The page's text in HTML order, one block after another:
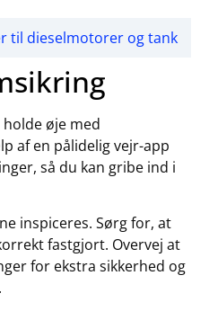
til dieselmotorer og tank
øje med
af en pålidelig vejr-app
så du kan gribe ind i
inspiceres. Sørg for, at
fastgjort. Overvej at
for ekstra sikkerhed og